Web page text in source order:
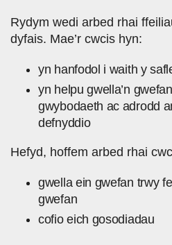
Rydym wedi arbed rhai
dyfais. Mae’r cwcis hyn:
yn hanfodol i waith y
yn helpu gwella’n
gwybodaeth ac adrodd
defnyddio
Hefyd, hoffem arbed rhai
gwella ein gwefan trwy
gwefan
cofio eich gosodiadau